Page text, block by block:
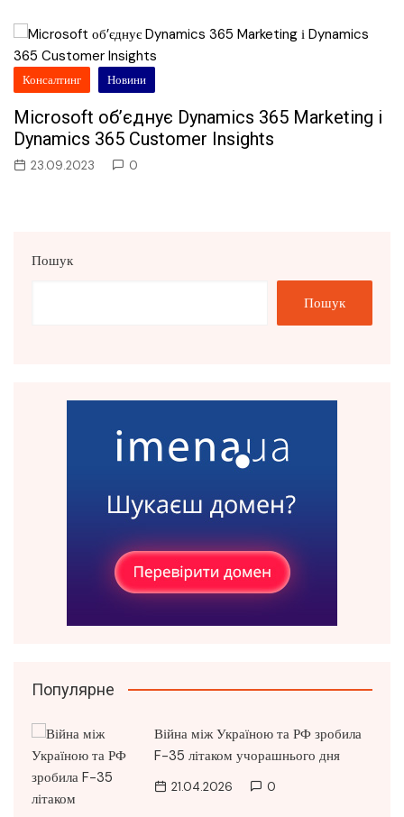
Консалтинг Новини
Microsoft об’єднує Dynamics 365 Marketing і
Dynamics 365 Customer Insights
23.09.2023 0
Пошук
Пошук
Популярне
Війна між Україною та РФ зробила
F-35 літаком учорашнього дня
21.04.2026 0